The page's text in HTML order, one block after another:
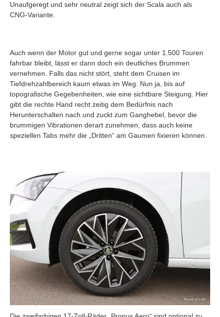
Unaufgeregt und sehr neutral zeigt sich der Scala auch als
CNG-Variante.
Auch wenn der Motor gut und gerne sogar unter 1.500 Touren
fahrbar bleibt, lässt er dann doch ein deutliches Brummen
vernehmen. Falls das nicht stört, steht dem Cruisen im
Tiefdrehzahlbereich kaum etwas im Weg. Nun ja, bis auf
topografische Gegebenheiten, wie eine sichtbare Steigung. Hier
gibt die rechte Hand recht zeitig dem Bedürfnis nach
Herunterschalten nach und zuckt zum Ganghebel, bevor die
brummigen Vibrationen derart zunehmen, dass auch keine
speziellen Tabs mehr die „Dritten“ am Gaumen fixieren können.